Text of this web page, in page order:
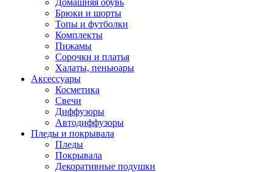
Домашняя обувь
Брюки и шорты
Топы и футболки
Комплекты
Пижамы
Сорочки и платья
Халаты, пеньюары
Аксессуары
Косметика
Свечи
Диффузоры
Автодиффузоры
Пледы и покрывала
Пледы
Покрывала
Декоративные подушки